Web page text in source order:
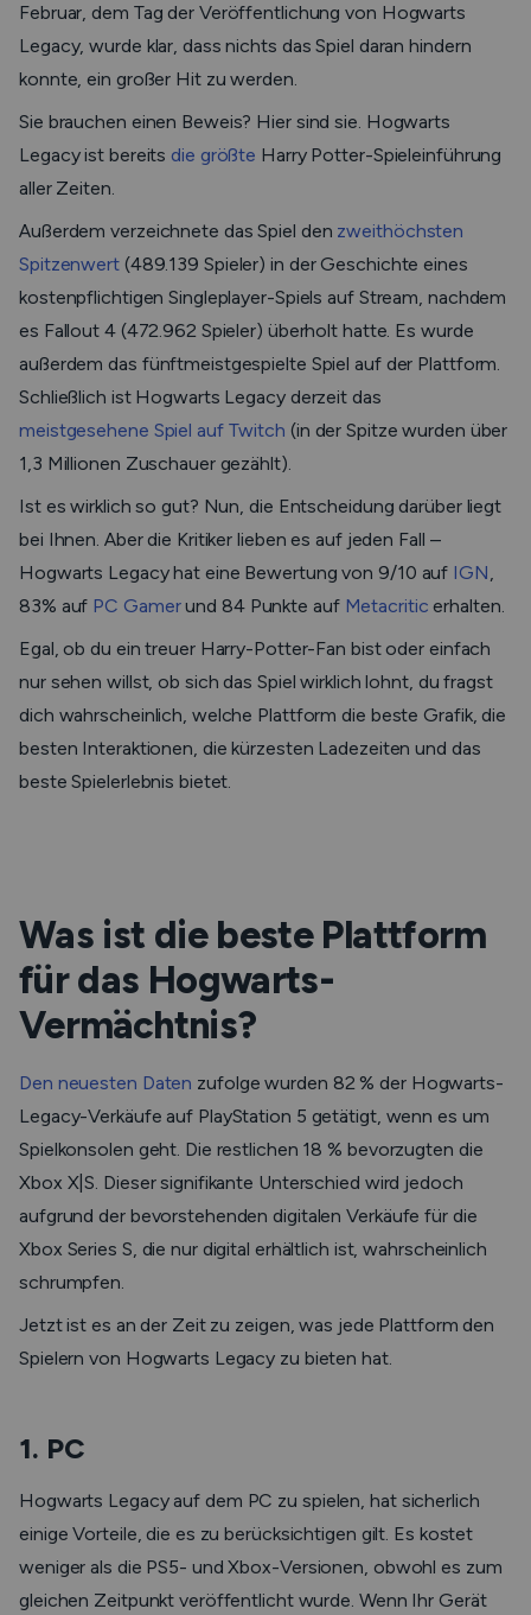
Februar, dem Tag der Veröffentlichung von Hogwarts
Legacy, wurde klar, dass nichts das Spiel daran hindern
konnte, ein großer Hit zu werden.
Sie brauchen einen Beweis? Hier sind sie. Hogwarts
Legacy ist bereits die größte Harry Potter-Spieleinführung
aller Zeiten.
Außerdem verzeichnete das Spiel den zweithöchsten
Spitzenwert(489.139 Spieler) in der Geschichte eines
kostenpflichtigen Singleplayer-Spiels auf Stream, nachdem
es Fallout 4 (472.962 Spieler) überholt hatte. Es wurde
außerdem das fünftmeistgespielte Spiel auf der Plattform.
Schließlich ist Hogwarts Legacy derzeit das
meistgesehene Spiel auf Twitch (in der Spitze wurden über
1,3 Millionen Zuschauer gezählt).
Ist es wirklich so gut? Nun, die Entscheidung darüber liegt
bei Ihnen. Aber die Kritiker lieben es auf jeden Fall –
Hogwarts Legacy hat eine Bewertung von 9/10 auf IGN,
83% auf PC Gamerund 84 Punkte auf Metacritic erhalten.
Egal, ob du ein treuer Harry-Potter-Fan bist oder einfach
nur sehen willst, ob sich das Spiel wirklich lohnt, du fragst
dich wahrscheinlich, welche Plattform die beste Grafik, die
besten Interaktionen, die kürzesten Ladezeiten und das
beste Spielerlebnis bietet.
Was ist die beste Plattform
für das Hogwarts-
Vermächtnis?
Den neuesten Daten zufolge wurden 82 % der Hogwarts-
Legacy-Verkäufe auf PlayStation 5 getätigt, wenn es um
Spielkonsolen geht. Die restlichen 18 % bevorzugten die
Xbox X|S. Dieser signifikante Unterschied wird jedoch
aufgrund der bevorstehenden digitalen Verkäufe für die
Xbox Series S, die nur digital erhältlich ist, wahrscheinlich
schrumpfen.
Jetzt ist es an der Zeit zu zeigen, was jede Plattform den
Spielern von Hogwarts Legacy zu bieten hat.
1. PC
Hogwarts Legacy auf dem PC zu spielen, hat sicherlich
einige Vorteile, die es zu berücksichtigen gilt. Es kostet
weniger als die PS5- und Xbox-Versionen, obwohl es zum
gleichen Zeitpunkt veröffentlicht wurde. Wenn Ihr Gerät